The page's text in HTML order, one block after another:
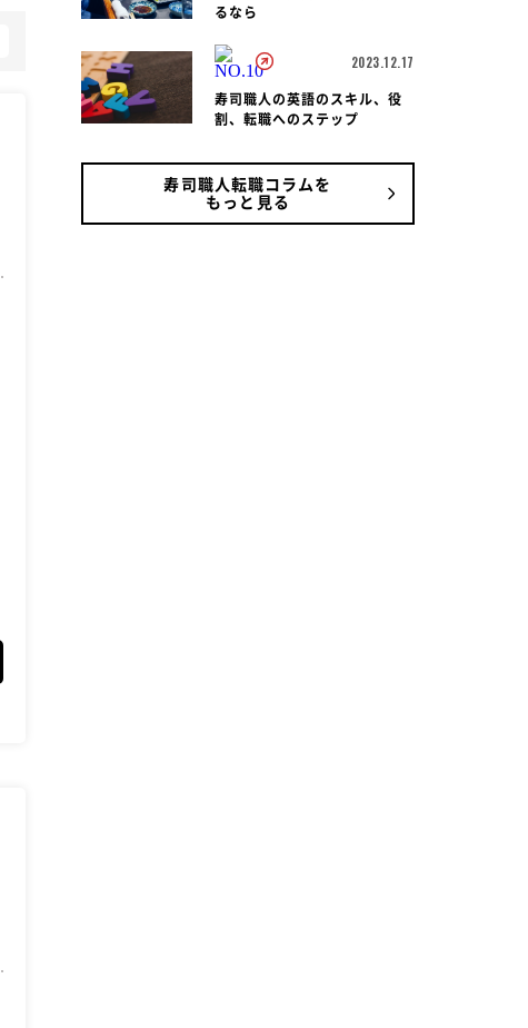
るなら
2023.12.17
寿司職人の英語のスキル、役
割、転職へのステップ
寿司職人転職コラムを
もっと見る